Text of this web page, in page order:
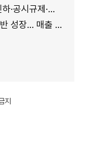
위축까지 '삼중고'
… 매출 158억원
지